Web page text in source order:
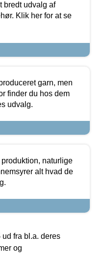
bredt udvalg af
Klik her for at se
garn, men
finder du hos dem
udvalg.
naturlige
alt hvad de
fra bl.a. deres
og